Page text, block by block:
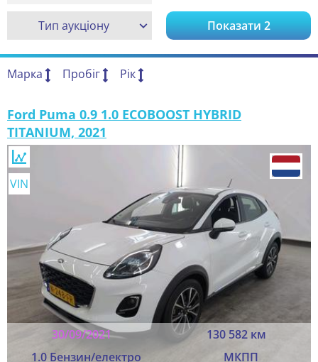
Тип аукціону Показати2
Марка Пробіг Рік
Ford Puma 0.9 1.0 ECOBOOST HYBRID
TITANIUM, 2021
30/09/2021
130 582 км
1.0 Бензин/електро
МКПП
VIN